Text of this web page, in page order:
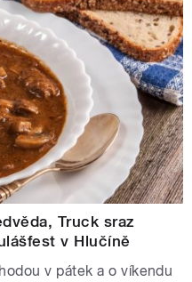
Truck sraz
v Hlučíně
v pátek a o víkendu